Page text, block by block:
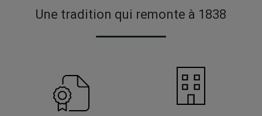
Une tradition qui remonte à 1838